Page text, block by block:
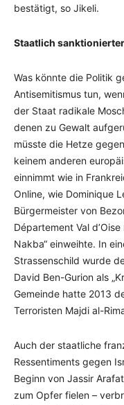
bestätigt, so Jikeli.
Staatlich
Was könnte die Politik
Antisemitismus tun,
der Staat radikale
denen zu Gewalt
müsste die Hetze
keinem anderen
einnimmt wie in
Online, wie Dominique
Bürgermeister von
Département Val
Nakba“ einweihte. In
Strassenschild wurde
David Ben-Gurion als
Gemeinde hatte 2013
Terroristen Majdi al-
Auch der staatliche
Ressentiments gegen
Beginn von Jassir
zum Opfer fielen –